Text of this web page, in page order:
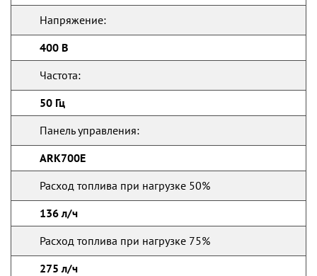
Напряжение:
400 В
Частота:
50 Гц
Панель управления:
ARK700E
Расход топлива при нагрузке 50%
136 л/ч
Расход топлива при нагрузке 75%
275 л/ч